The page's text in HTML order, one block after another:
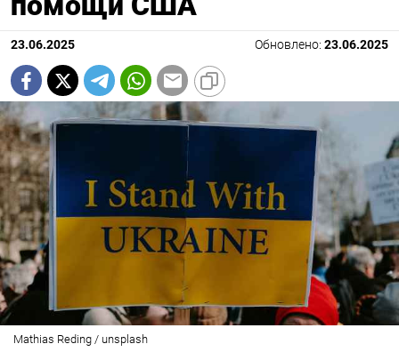
23.06.2025 Обновлено: 23.06.2025
Mathias Reding / unsplash